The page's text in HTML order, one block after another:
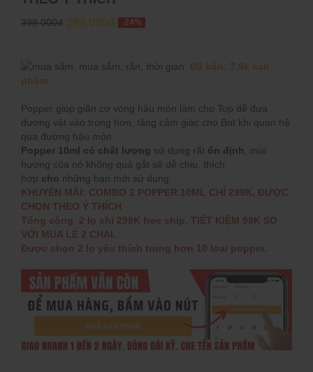
398.000đ 299.000đ -24%
Đã bán: 7,9k sản
phẩm
Popper giúp giãn cơ vòng hậu môn làm cho Top dễ đưa
dương vật vào trong hơn, tăng cảm giác cho Bot khi quan hệ
qua đường hậu môn.
Popper 10ml có chất lượng sử dụng rất ổn định
, mùi
hương của nó không quá gắt sẽ dễ chịu, thích
hợp cho những bạn mới sử dụng.
KHUYẾN MÃI: COMBO 2 POPPER 10ML CHỈ 299K, ĐƯỢC
CHỌN THEO Ý THÍCH
Tổng cộng 2 lọ chỉ 299K free ship. TIẾT KIỆM 99K SO
VỚI MUA LẺ 2 CHAI.
Được chọn 2 lọ yêu thích trong hơn 10 loại popper.